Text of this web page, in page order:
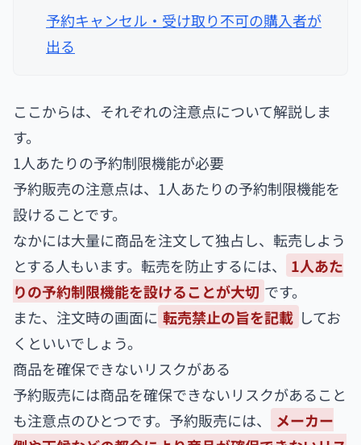
予約キャンセル・受け取り不可の購入者が
出る
ここからは、それぞれの注意点について解説しま
す。
1人あたりの予約制限機能が必要
予約販売の注意点は、1人あたりの予約制限機能を
設けることです。
なかには大量に商品を注文して独占し、転売しよう
とする人もいます。転売を防止するには、
1人あた
りの予約制限機能を設けることが大切 です。
また、注文時の画面に 転売禁止の旨を記載 してお
くといいでしょう。
商品を確保できないリスクがある
予約販売には商品を確保できないリスクがあること
も注意点のひとつです。予約販売には、
メーカー